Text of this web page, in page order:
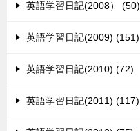
英語学習日記(2008） (50)
英語学習日記(2009) (151)
英語学習日記(2010) (72)
英語学習日記(2011) (117)